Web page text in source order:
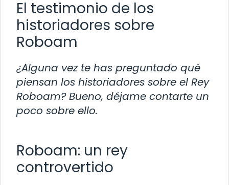
El testimonio de los
historiadores sobre
Roboam
¿Alguna vez te has preguntado qué
piensan los historiadores sobre el Rey
Roboam? Bueno, déjame contarte un
poco sobre ello.
Roboam: un rey
controvertido